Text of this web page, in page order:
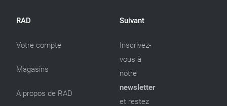
RAD
Votre compte
Magasins
A propos de RAD
Suivant
Inscrivez-
vous à
notre
newsletter
et restez